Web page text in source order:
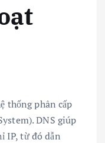
thống phân cấp
DNS giúp
IP, từ đó dẫn